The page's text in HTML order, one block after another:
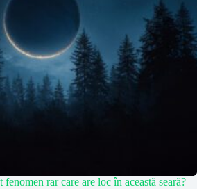
fenomen rar care are loc în această seară?